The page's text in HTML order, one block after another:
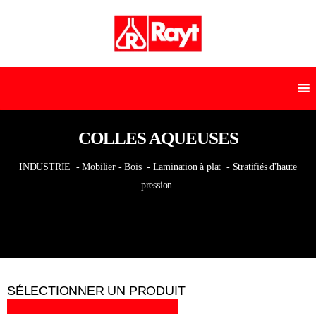
COLLES AQUEUSES
INDUSTRIE - Mobilier - Bois - Lamination à plat - Stratifiés d'haute
pression
SÉLECTIONNER UN PRODUIT